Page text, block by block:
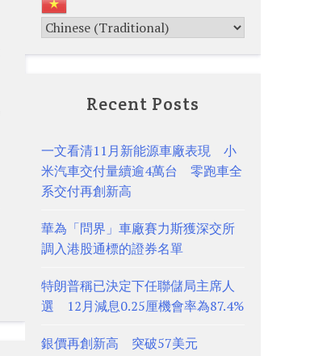
Recent Posts
一文看清11月新能源車廠表現 小
米汽車交付量續逾4萬台 零跑車全
系交付再創新高
華為「問界」車廠賽力斯獲深交所
調入港股通標的證券名單
特朗普稱已決定下任聯儲局主席人
選 12月減息0.25厘機會率為87.4%
銀價再創新高 突破57美元